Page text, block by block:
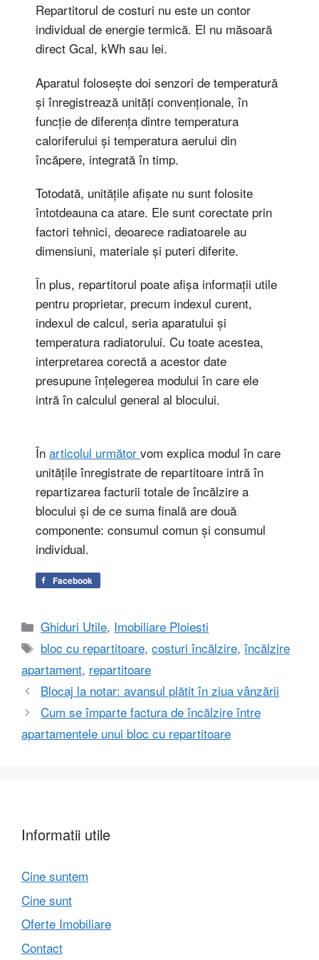
Repartitorul de costuri nu este un contor
individual de energie termică. El nu măsoară
direct Gcal, kWh sau lei.
Aparatul folosește doi senzori de temperatură
și înregistrează unități convenționale, în
funcție de diferența dintre temperatura
caloriferului și temperatura aerului din
încăpere, integrată în timp.
Totodată, unitățile afișate nu sunt folosite
întotdeauna ca atare. Ele sunt corectate prin
factori tehnici, deoarece radiatoarele au
dimensiuni, materiale și puteri diferite.
În plus, repartitorul poate afișa informații utile
pentru proprietar, precum indexul curent,
indexul de calcul, seria aparatului și
temperatura radiatorului. Cu toate acestea,
interpretarea corectă a acestor date
presupune înțelegerea modului în care ele
intră în calculul general al blocului.
În articolul următor vom explica modul în care
unitățile înregistrate de repartitoare intră în
repartizarea facturii totale de încălzire a
blocului și de ce suma finală are două
componente: consumul comun și consumul
individual.
Facebook
Categorii
Ghiduri Utile, Imobiliare Ploiesti
Etichete
bloc cu repartitoare,costuri încălzire,încălzire
apartament, repartitoare
Blocaj la notar: avansul plătit în ziua vânzării
Cum se împarte factura de încălzire între
apartamentele unui bloc cu repartitoare
Informatii utile
Cine suntem
Cine sunt
Oferte Imobiliare
Contact